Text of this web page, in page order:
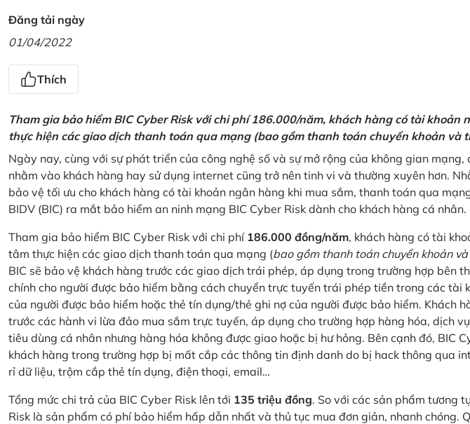
Đăng tải ngày
01/04/2022
Thích
Tham gia bảo hiểm BIC Cyber Risk với chi phí 186.000/năm, khách hàng có tài khoản
thực hiện các giao dịch thanh toán qua mạng (bao gồm thanh toán chuyển khoản và
Ngày nay, cùng với sự phát triển của công nghệ số và sự mở rộng của không gian mạng,
nhằm vào khách hàng hay sử dụng internet cũng trở nên tinh vi và thường xuyên hơn.
bảo vệ tối ưu cho khách hàng có tài khoản ngân hàng khi mua sắm, thanh toán qua
BIDV (BIC) ra mắt bảo hiểm an ninh mạng BIC Cyber Risk dành cho khách hàng cá nhân.
Tham gia bảo hiểm BIC Cyber Risk với chi phí 186.000 đồng/năm, khách hàng có tài
tâm thực hiện các giao dịch thanh toán qua mạng (bao gồm thanh toán chuyển khoản
BIC sẽ bảo vệ khách hàng trước các giao dịch trái phép, áp dụng trong trường hợp bên
chính cho người được bảo hiểm bằng cách chuyển trực tuyến trái phép tiền trong các tài
của người được bảo hiểm hoặc thẻ tín dụng/thẻ ghi nợ của người được bảo hiểm. Khách
trước các hành vi lừa đảo mua sắm trực tuyến, áp dụng cho trường hợp hàng hóa, dịch
tiêu dùng cá nhân nhưng hàng hóa không được giao hoặc bị hư hỏng. Bên cạnh đó, BIC
khách hàng trong trường hợp bị mất cắp các thông tin định danh do bị hack thông qua
rỉ dữ liệu, trộm cắp thẻ tín dụng, điện thoại, email…
Tổng mức chi trả của BIC Cyber Risk lên tới 135 triệu đồng. So với các sản phẩm tương
Risk là sản phẩm có phí bảo hiểm hấp dẫn nhất và thủ tục mua đơn giản, nhanh chóng.